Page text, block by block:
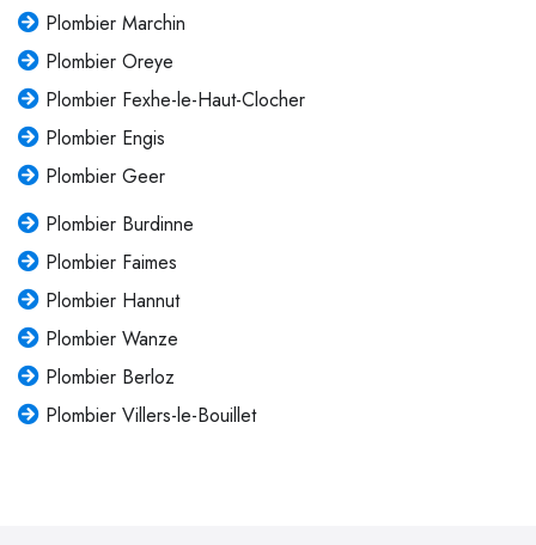
Plombier Marchin
Plombier Oreye
Plombier Fexhe-le-Haut-Clocher
Plombier Engis
Plombier Geer
Plombier Burdinne
Plombier Faimes
Plombier Hannut
Plombier Wanze
Plombier Berloz
Plombier Villers-le-Bouillet